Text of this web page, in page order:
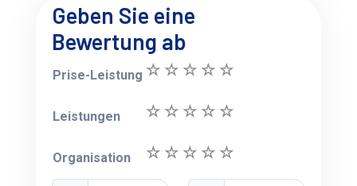
Geben Sie eine
Bewertung ab
Prise-Leistung
Leistungen
Organisation